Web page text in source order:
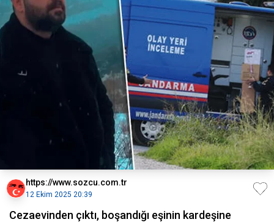
https://www.sozcu.com.tr
12 Ekim 2025 20:39
Cezaevinden çıktı, boşandığı eşinin kardeşine